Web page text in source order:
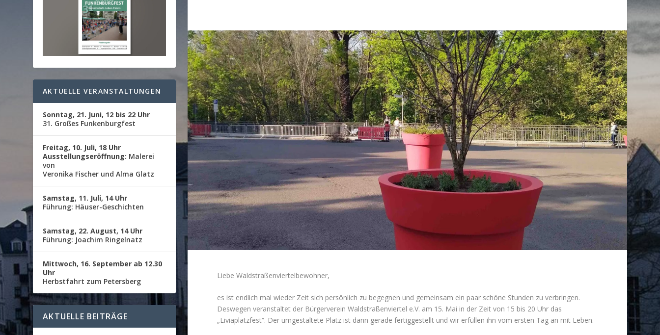
Liebe Waldstraßenviertelbewohner,
es ist endlich mal wieder Zeit sich persönlich zu begegnen und gemeinsam ein paar schöne Stunden zu verbringen.
Deswegen veranstaltet der Bürgerverein Waldstraßenviertel e.V. am 15. Mai in der Zeit von 15 bis 20 Uhr das
„Liviaplatzfest“. Der umgestaltete Platz ist dann gerade fertiggestellt und wir erfüllen ihn vom ersten Tag an mit Leben.
AKTUELLE VERANSTALTUNGEN
Sonntag, 21. Juni, 12 bis 22 Uhr
31. Großes Funkenburgfest
Freitag, 10. Juli, 18 Uhr
Ausstellungseröffnung: Malerei
von
Veronika Fischer und Alma Glatz
Samstag, 11. Juli, 14 Uhr
Führung: Häuser-Geschichten
Samstag, 22. August, 14 Uhr
Führung: Joachim Ringelnatz
Mittwoch, 16. September ab 12.30
Uhr
Herbstfahrt zum Petersberg
AKTUELLE BEITRÄGE